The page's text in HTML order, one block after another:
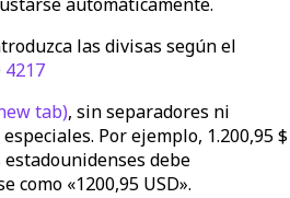
las divisas según el
4217
tab), sin separadores ni
Por ejemplo, 1.200,95 $
debe
como «1200,95 USD».